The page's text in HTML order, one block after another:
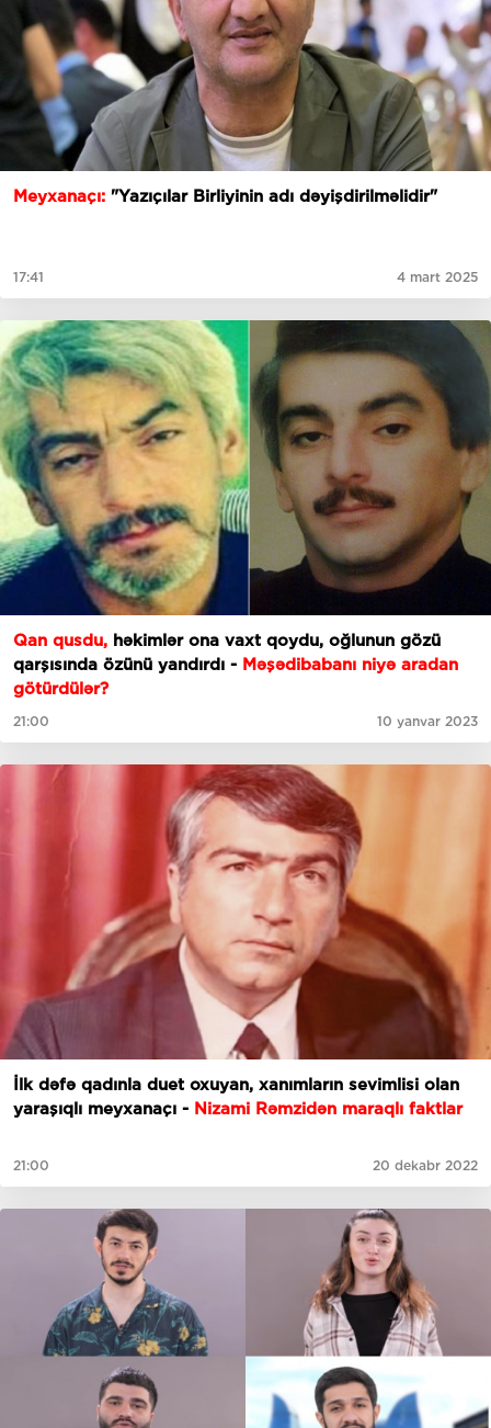
Meyxanaçı: "Yazıçılar Birliyinin adı dəyişdirilməlidir"
17:41 4 mart 2025
Qan qusdu, həkimlər ona vaxt qoydu, oğlunun gözü
qarşısında özünü yandırdı - Məşədibabanı niyə aradan
götürdülər?
21:00 10 yanvar 2023
İlk dəfə qadınla duet oxuyan, xanımların sevimlisi olan
yaraşıqlı meyxanaçı - Nizami Rəmzidən maraqlı faktlar
21:00 20 dekabr 2022